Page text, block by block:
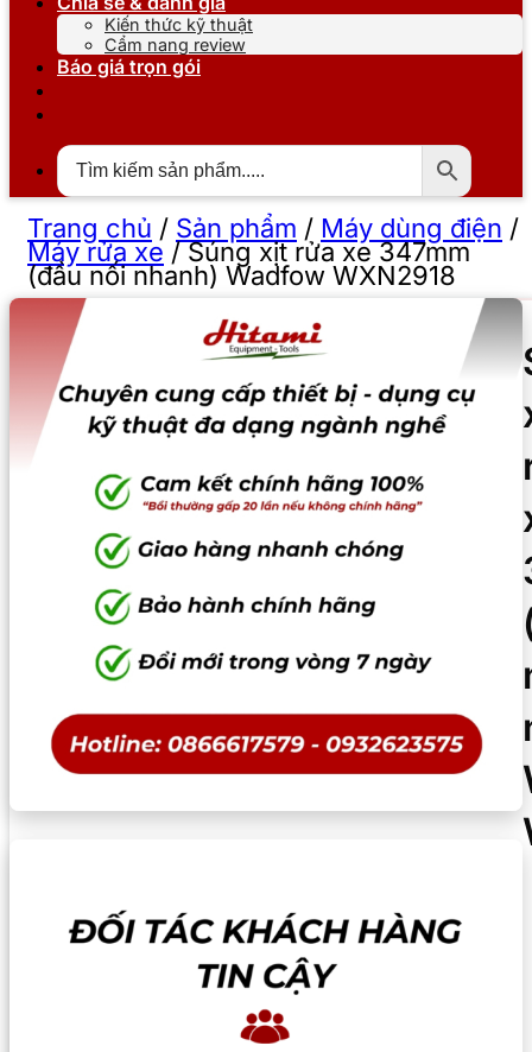
Kiến thức kỹ thuật
Cẩm nang review
Báo giá trọn gói
Trang chủ / Sản phẩm / Máy dùng điện /
Máy rửa xe /Súng xịt rửa xe 347mm
(đầu nối nhanh) Wadfow WXN2918